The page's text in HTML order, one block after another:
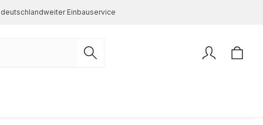
deutschlandweiter Einbauservice